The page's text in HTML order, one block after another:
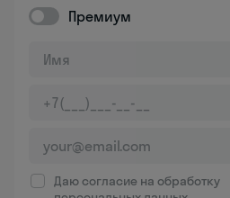
Премиум
Даю согласие на обработку